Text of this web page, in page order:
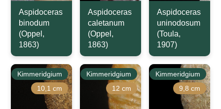
Aspidoceras
binodum
(Oppel,
1863)
Aspidoceras
caletanum
(Oppel,
1863)
Aspidoceras
uninodosum
(Toula,
1907)
Kimmeridgium
10,1 cm
Kimmeridgium
12 cm
Kimmeridgium
9,8 cm